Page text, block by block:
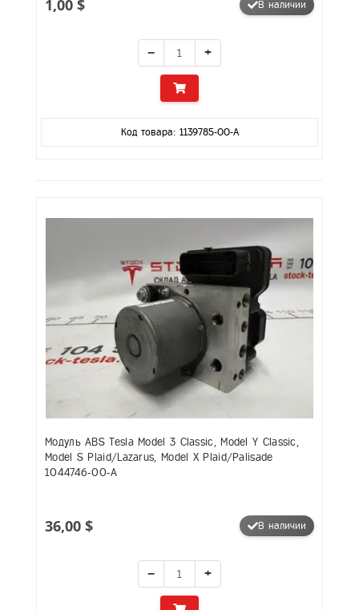
1,00 $ В наличии
− +
Код товара: 1139785-00-A
Модуль ABS Tesla Model 3 Classic, Model Y Classic,
Model S Plaid/Lazarus, Model X Plaid/Palisade
1044746-00-A
36,00 $ В наличии
− +